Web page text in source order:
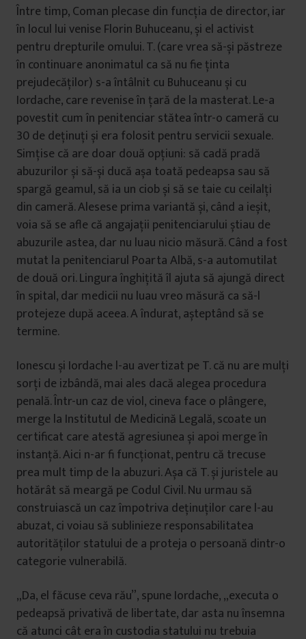
Între timp, Coman plecase din funcția de director, iar
în locul lui venise Florin Buhuceanu, și el activist
pentru drepturile omului. T. (care vrea să-și păstreze
în continuare anonimatul ca să nu fie ținta
prejudecăților) s-a întâlnit cu Buhuceanu și cu
Iordache, care revenise în țară de la masterat. Le-a
povestit cum în penitenciar stătea într-o cameră cu
30 de deținuți și era folosit pentru servicii sexuale.
Simțise că are doar două opțiuni: să cadă pradă
abuzurilor și să-și ducă așa toată pedeapsa sau să
spargă geamul, să ia un ciob și să se taie cu ceilalți
din cameră. Alesese prima variantă și, când a ieșit,
voia să se afle că angajații penitenciarului știau de
abuzurile astea, dar nu luau nicio măsură. Când a fost
mutat la penitenciarul Poarta Albă, s-a automutilat
de două ori. Lingura înghițită îl ajuta să ajungă direct
în spital, dar medicii nu luau vreo măsură ca să-l
protejeze după aceea. A îndurat, așteptând să se
termine.
Ionescu și Iordache l-au avertizat pe T. că nu are mulți
sorți de izbândă, mai ales dacă alegea procedura
penală. Într-un caz de viol, cineva face o plângere,
merge la Institutul de Medicină Legală, scoate un
certificat care atestă agresiunea și apoi merge în
instanță. Aici n-ar fi funcționat, pentru că trecuse
prea mult timp de la abuzuri. Așa că T. și juristele au
hotărât să meargă pe Codul Civil. Nu urmau să
construiască un caz împotriva deținuților care l-au
abuzat, ci voiau să sublinieze responsabilitatea
autorităților statului de a proteja o persoană dintr-o
categorie vulnerabilă.
„Da, el făcuse ceva rău”, spune Iordache, „executa o
pedeapsă privativă de libertate, dar asta nu însemna
că atunci cât era în custodia statului nu trebuia